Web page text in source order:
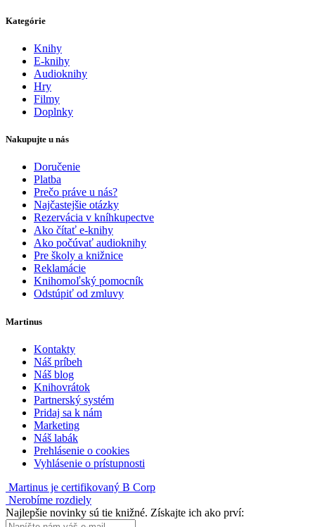
Kategórie
Knihy
E-knihy
Audioknihy
Hry
Filmy
Doplnky
Nakupujte u nás
Doručenie
Platba
Prečo práve u nás?
Najčastejšie otázky
Rezervácia v kníhkupectve
Ako čítať e-knihy
Ako počúvať audioknihy
Pre školy a knižnice
Reklamácie
Knihomoľský pomocník
Odstúpiť od zmluvy
Martinus
Kontakty
Náš príbeh
Náš blog
Knihovrátok
Partnerský systém
Pridaj sa k nám
Marketing
Náš labák
Prehlásenie o cookies
Vyhlásenie o prístupnosti
Martinus je certifikovaný B Corp
Nerobíme rozdiely
Najlepšie novinky sú tie knižné. Získajte ich ako prví: